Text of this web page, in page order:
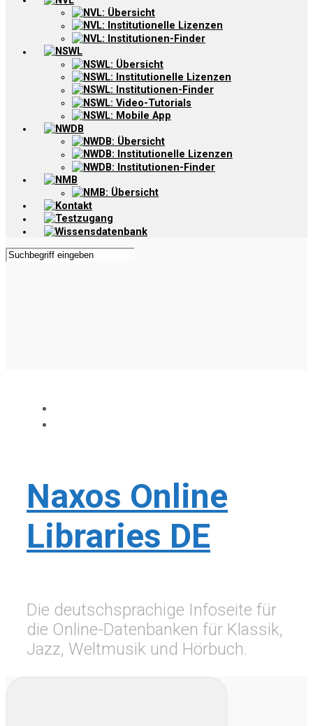
NVL: Übersicht
NVL: Institutionelle Lizenzen
NVL: Institutionen-Finder
NSWL
NSWL: Übersicht
NSWL: Institutionelle Lizenzen
NSWL: Institutionen-Finder
NSWL: Video-Tutorials
NSWL: Mobile App
NWDB
NWDB: Übersicht
NWDB: Institutionelle Lizenzen
NWDB: Institutionen-Finder
NMB
NMB: Übersicht
Kontakt
Testzugang
Wissensdatenbank
Naxos Online
Libraries DE
Die deutschsprachige Infoseite für
die Online-Datenbanken für Klassik,
Jazz, Weltmusik und Hörbuch.